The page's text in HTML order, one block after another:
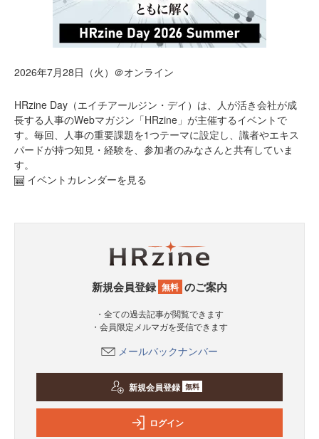
2026年7月28日（火）＠オンライン
HRzine Day（エイチアールジン・デイ）は、人が活き会社が成
長する人事のWebマガジン「HRzine」が主催するイベントで
す。毎回、人事の重要課題を1つテーマに設定し、識者やエキス
パードが持つ知見・経験を、参加者のみなさんと共有していま
す。
イベントカレンダーを見る
新規会員登録 無料 のご案内
・全ての過去記事が閲覧できます
・会員限定メルマガを受信できます
メールバックナンバー
新規会員登録 無料
ログイン